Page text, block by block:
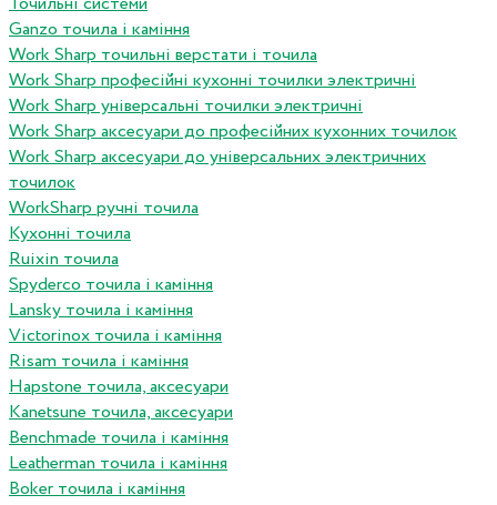
Ganzo точила і каміння
Work Sharp точильні верстати і точила
Work Sharp професiйнi кухоннi точилки электричнi
Work Sharp унiверсальнi точилки электричнi
Work Sharp аксесуари до професiйних кухонних точилок
Work Sharp аксесуари до унiверсальних электричних
точилок
WorkSharp ручні точила
Кухонні точила
Ruixin точила
Spyderco точила і каміння
Lansky точила і каміння
Victorinox точила і каміння
Risam точила і каміння
Hapstone точила, аксесуари
Kanetsune точила, аксесуари
Benchmade точила і каміння
Leatherman точила і каміння
Boker точила і каміння